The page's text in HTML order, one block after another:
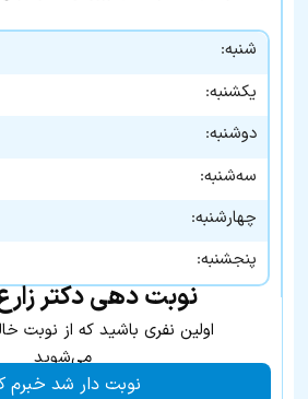
شنبه:
یکشنبه:
دوشنبه:
سه‌شنبه:
چهارشنبه:
پنجشنبه:
نوبت دهی دکتر
اولین نفری باشید که از نوبت
می‌شوید
نوبت دار شد خبرم